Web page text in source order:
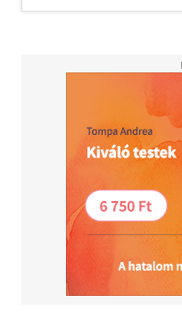
akik szeretik, vannak,